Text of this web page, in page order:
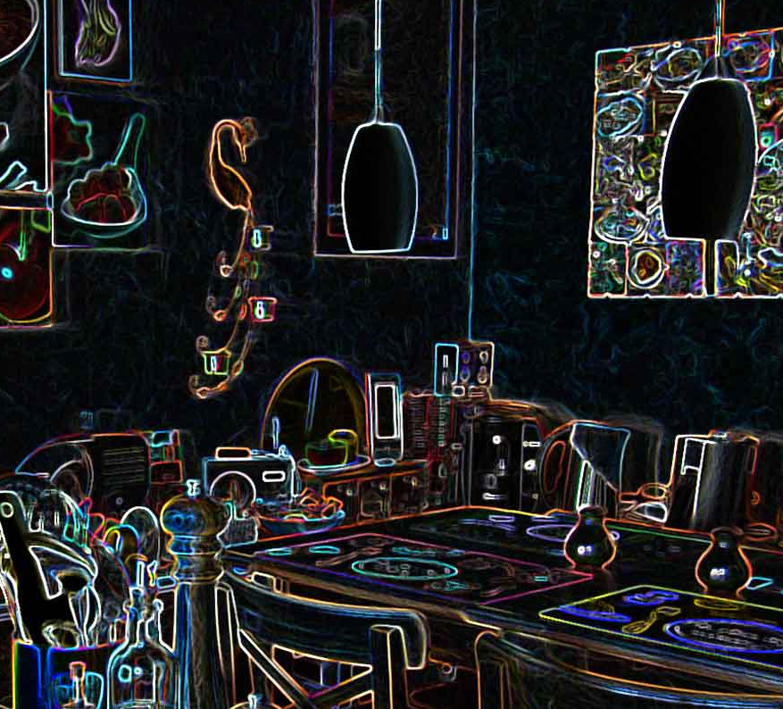
Crème de poivron aux noix Cake au saucisson sec et aux Cookie géant aux pépites de
chocolat et au miel
Gâteau au chocolat et au Pizza aux rillettes et aux Noix de cajou caramélisées
au sésame
Tarte aux pommes, au miel et
aux amandes
Choux de Bruxelles au
chorizo et à la coriandre Quesadillas à la mexicaine